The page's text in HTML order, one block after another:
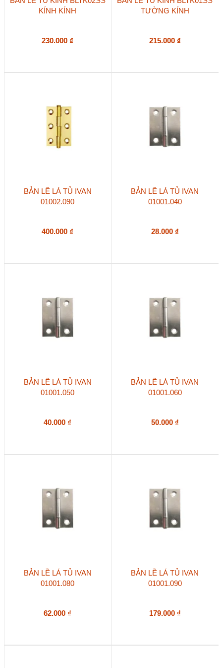
KÍNH KÍNH
230.000 ₫
TƯỜNG KÍNH
215.000 ₫
BẢN LỀ LÁ TỦ IVAN
01002.090
400.000 ₫
BẢN LỀ LÁ TỦ IVAN
01001.040
28.000 ₫
BẢN LỀ LÁ TỦ IVAN
01001.050
40.000 ₫
BẢN LỀ LÁ TỦ IVAN
01001.060
50.000 ₫
BẢN LỀ LÁ TỦ IVAN
01001.080
62.000 ₫
BẢN LỀ LÁ TỦ IVAN
01001.090
179.000 ₫